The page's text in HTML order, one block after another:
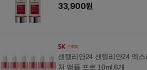
33,900원
센텔리안24 센텔리안24 엑
처 앰플 프로 10ml 6개